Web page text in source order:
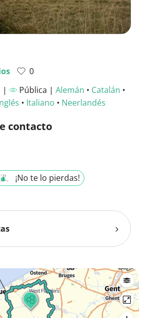
0
| Pública | Alemán • Catalán •
• Italiano • Neerlandés
contacto
¡No te lo pierdas!